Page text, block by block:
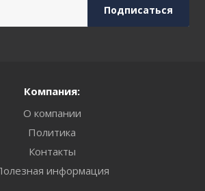
Компания:
О компании
Политика
Контакты
информация